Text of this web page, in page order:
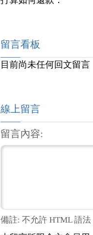
留言看板
目前尚未任何回文留
線上留言
留言內容:
備註: 不允許 HTML 語法